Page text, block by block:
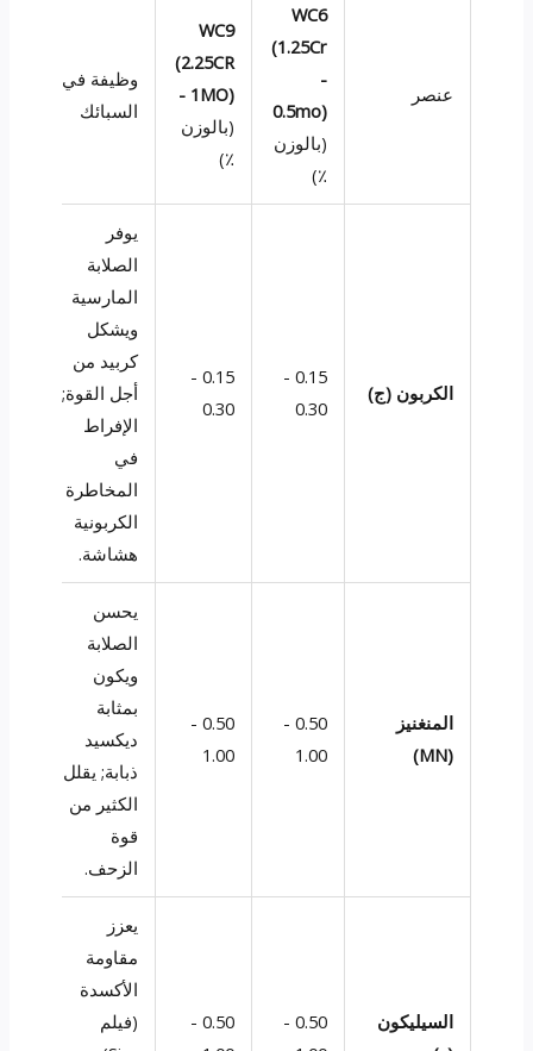
عنصر
WC6
(1.25Cr
-
0.5mo)
(بالوزن
٪)
WC9
(2.25CR
- 1MO)
(بالوزن
٪)
وظيفة في
السبائك
الكربون (ج)
0.15 -
0.30
0.15 -
0.30
يوفر
الصلابة
المارسية
ويشكل
كربيد من
أجل القوة;
الإفراط
في
المخاطرة
الكربونية
هشاشة.
المنغنيز
(MN)
0.50 -
1.00
0.50 -
1.00
يحسن
الصلابة
ويكون
بمثابة
ديكسيد
ذبابة; يقلل
الكثير من
قوة
الزحف.
السيليكون
0.50 -
0.50 -
يعزز
مقاومة
الأكسدة
(فيلم